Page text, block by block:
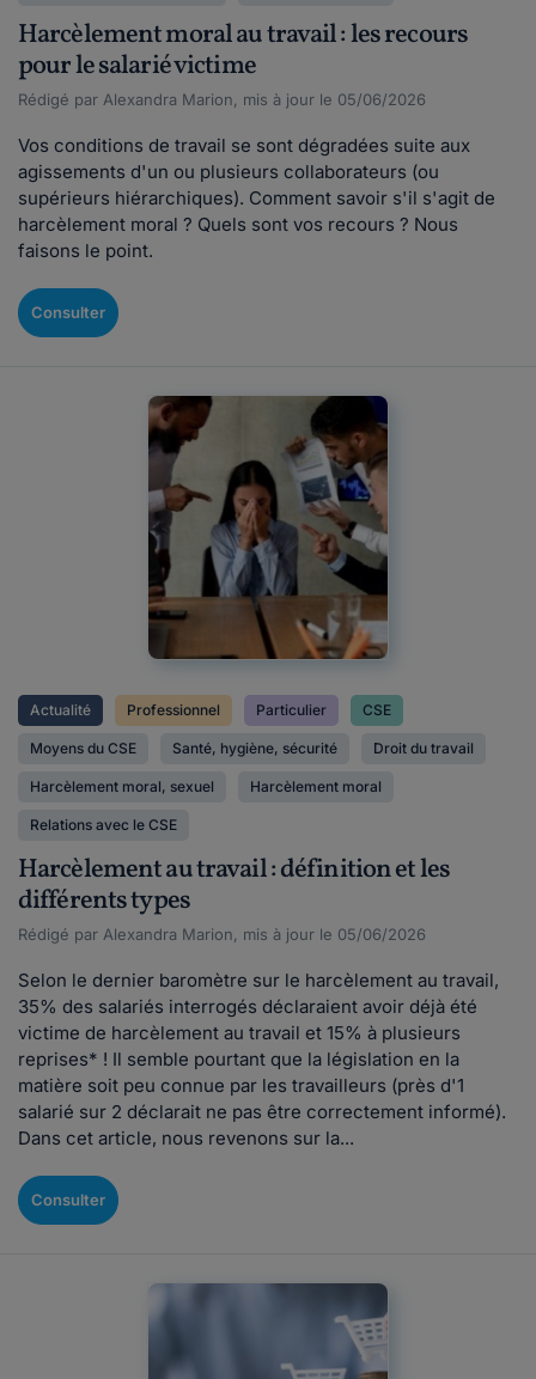
Harcèlement moral au travail : les recours
pour le salarié victime
Rédigé par Alexandra Marion, mis à jour le 05/06/2026
Vos conditions de travail se sont dégradées suite aux
agissements d'un ou plusieurs collaborateurs (ou
supérieurs hiérarchiques). Comment savoir s'il s'agit de
harcèlement moral ? Quels sont vos recours ? Nous
faisons le point.
Consulter
Actualité Professionnel Particulier CSE
Moyens du CSE Santé, hygiène, sécurité Droit du travail
Harcèlement moral, sexuel Harcèlement moral
Relations avec le CSE
Harcèlement au travail : définition et les
différents types
Rédigé par Alexandra Marion, mis à jour le 05/06/2026
Selon le dernier baromètre sur le harcèlement au travail,
35% des salariés interrogés déclaraient avoir déjà été
victime de harcèlement au travail et 15% à plusieurs
reprises* ! Il semble pourtant que la législation en la
matière soit peu connue par les travailleurs (près d'1
salarié sur 2 déclarait ne pas être correctement informé).
Dans cet article, nous revenons sur la...
Consulter